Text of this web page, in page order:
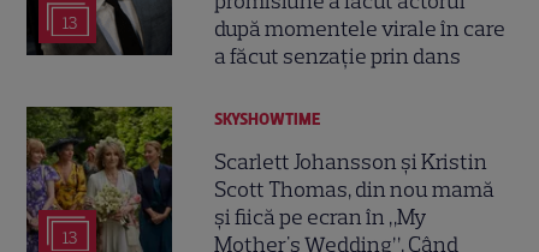
13
după momentele virale în care
a făcut senzație prin dans
13
SKYSHOWTIME
Scarlett Johansson și Kristin
Scott Thomas, din nou mamă
și fiică pe ecran în „My
Mother's Wedding”. Când